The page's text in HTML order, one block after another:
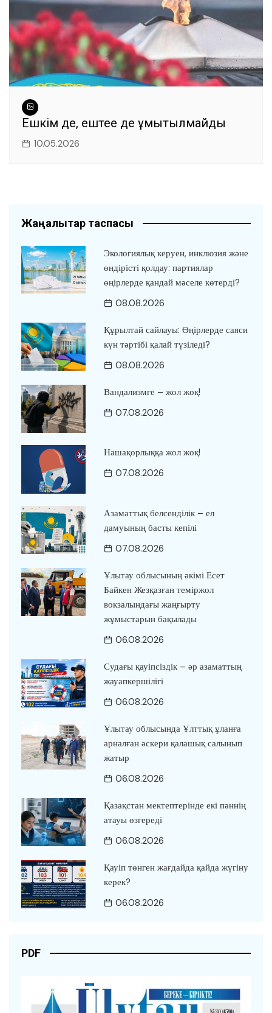
Ешкім де, ештеңе де ұмытылмайды
10.05.2026
Жаңалықтар таспасы
Экологиялық керуен, инклюзия және
өндірісті қолдау: партиялар
өңірлерде қандай мәселе көтерді?
08.08.2026
Құрылтай сайлауы: Өңірлерде саяси
күн тәртібі қалай түзіледі?
08.08.2026
Вандализмге – жол жоқ!
07.08.2026
Нашақорлыққа жол жоқ!
07.08.2026
Азаматтық белсенділік – ел
дамуының басты кепілі
07.08.2026
Ұлытау облысының әкімі Есет
Байкен Жезқазған теміржол
вокзалындағы жаңғырту
жұмыстарын бақылады
06.08.2026
Судағы қауіпсіздік – әр азаматтың
жауапкершілігі
06.08.2026
Ұлытау облысында Ұлттық ұланға
арналған әскери қалашық салынып
жатыр
06.08.2026
Қазақстан мектептерінде екі пәннің
атауы өзгереді
06.08.2026
Қауіп төнген жағдайда қайда жүгіну
керек?
06.08.2026
PDF